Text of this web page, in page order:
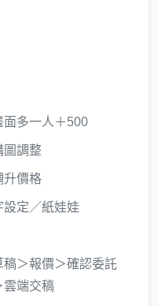
面多一人＋500
圖調整
升價格
定／紙娃娃
＞報價＞確認委託
雲端交稿